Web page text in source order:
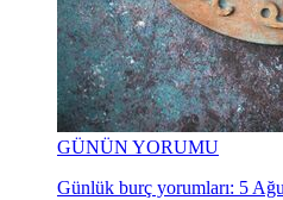
GÜNÜN YORUMU
Günlük burç yorumları: 5